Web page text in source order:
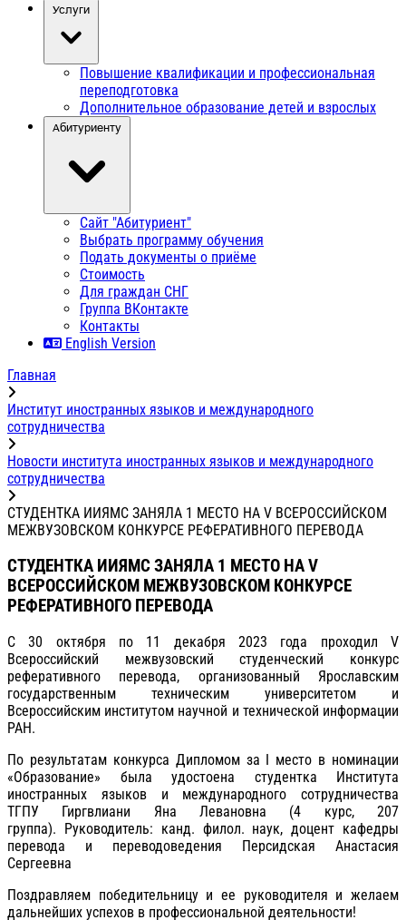
Услуги
Повышение квалификации и профессиональная
переподготовка
Дополнительное образование детей и взрослых
Абитуриенту
Сайт "Абитуриент"
Выбрать программу обучения
Подать документы о приёме
Стоимость
Для граждан СНГ
Группа ВКонтакте
Контакты
English Version
Главная
Институт иностранных языков и международного
сотрудничества
Новости института иностранных языков и международного
сотрудничества
СТУДЕНТКА ИИЯМС ЗАНЯЛА 1 МЕСТО НА V ВСЕРОССИЙСКОМ
МЕЖВУЗОВСКОМ КОНКУРСЕ РЕФЕРАТИВНОГО ПЕРЕВОДА
СТУДЕНТКА ИИЯМС ЗАНЯЛА 1 МЕСТО НА V
ВСЕРОССИЙСКОМ МЕЖВУЗОВСКОМ КОНКУРСЕ
РЕФЕРАТИВНОГО ПЕРЕВОДА
С 30 октября по 11 декабря 2023 года проходил V
Всероссийский межвузовский студенческий конкурс
реферативного перевода, организованный Ярославским
государственным техническим университетом и
Всероссийским институтом научной и технической информации
РАН.
По результатам конкурса Дипломом за I место в номинации
«Образование» была удостоена студентка Института
иностранных языков и международного сотрудничества
ТГПУ Гиргвлиани Яна Левановна (4 курс, 207
группа). Руководитель: канд. филол. наук, доцент кафедры
перевода и переводоведения Персидская Анастасия
Сергеевна
Поздравляем победительницу и ее руководителя и желаем
дальнейших успехов в профессиональной деятельности!